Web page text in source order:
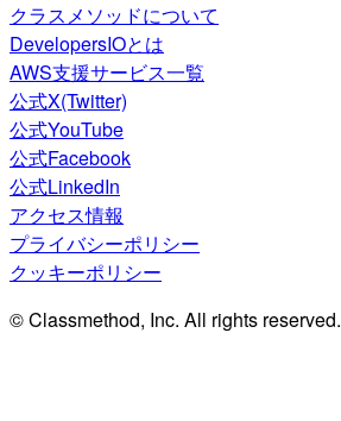
クラスメソッドについて
DevelopersIOとは
AWS支援サービス一覧
公式X(Twitter)
公式YouTube
公式Facebook
公式LinkedIn
アクセス情報
プライバシーポリシー
クッキーポリシー
© Classmethod, Inc. All rights reserved.